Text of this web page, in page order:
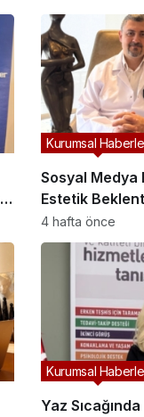
Sosyal Medya
Estetik
Gerçeklikten
Kurumsal
4 hafta önce
Yaz
Kurumsal